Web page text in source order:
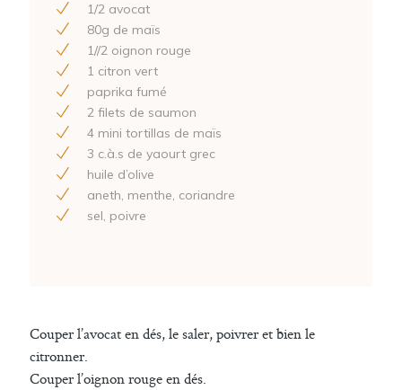
1/2 avocat
80g de maïs
1//2 oignon rouge
1 citron vert
paprika fumé
2 filets de saumon
4 mini tortillas de maïs
3 c.à.s de yaourt grec
huile d’olive
aneth, menthe, coriandre
sel, poivre
Couper l’avocat en dés, le saler, poivrer et bien le
citronner.
Couper l’oignon rouge en dés.